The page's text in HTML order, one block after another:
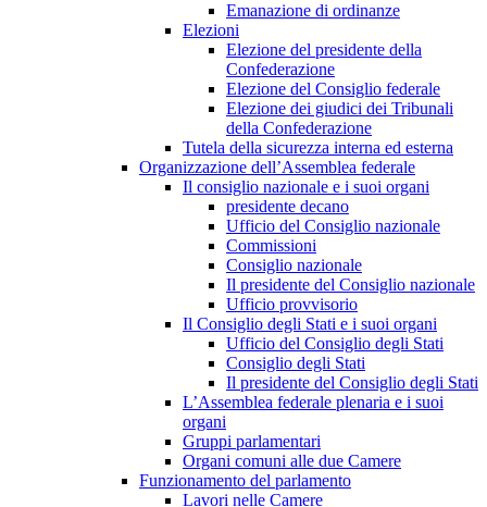
Emanazione di ordinanze
Elezioni
Elezione del presidente della
Confederazione
Elezione del Consiglio federale
Elezione dei giudici dei Tribunali
della Confederazione
Tutela della sicurezza interna ed esterna
Organizzazione dell’Assemblea federale
Il consiglio nazionale e i suoi organi
presidente decano
Ufficio del Consiglio nazionale
Commissioni
Consiglio nazionale
Il presidente del Consiglio nazionale
Ufficio provvisorio
Il Consiglio degli Stati e i suoi organi
Ufficio del Consiglio degli Stati
Consiglio degli Stati
Il presidente del Consiglio degli Stati
L’Assemblea federale plenaria e i suoi
organi
Gruppi parlamentari
Organi comuni alle due Camere
Funzionamento del parlamento
Lavori nelle Camere